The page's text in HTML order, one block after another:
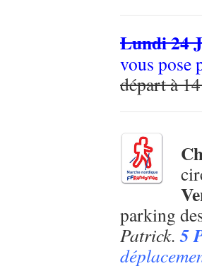
Lundi 24
vous pose
départ à
parking
Patrick.5